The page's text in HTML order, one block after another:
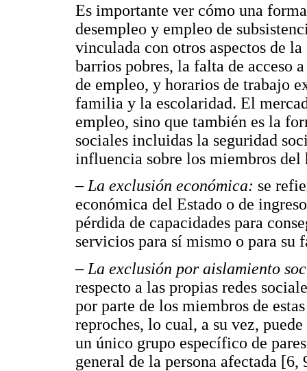
Es importante ver cómo una
desempleo y empleo de
vinculada con otros aspectos de
barrios pobres, la falta de acceso
de empleo, y horarios de trabajo
familia y la escolaridad. El
empleo, sino que también es la
sociales incluidas la seguridad
influencia sobre los miembros del
–La exclusión económica: se
económica del Estado o de
pérdida de capacidades para
servicios para sí mismo o para su
– La exclusión por aislamiento
respecto a las propias redes
por parte de los miembros de
reproches, lo cual, a su vez,
un único grupo específico de
general de la persona afectada [6,